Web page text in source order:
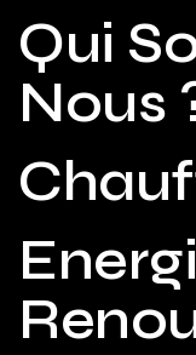
Qui
Nous